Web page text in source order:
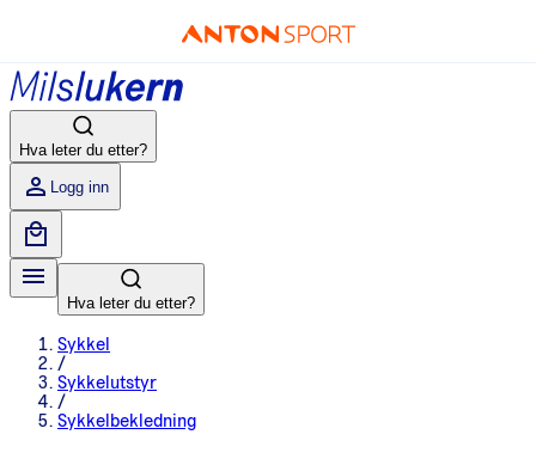
Hva leter du etter?
Logg inn
Hva leter du etter?
Sykkel
/
Sykkelutstyr
/
Sykkelbekledning